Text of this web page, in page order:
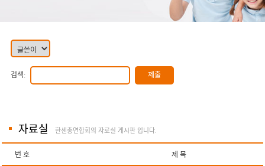
검색:
자료실 한센총연합회의 자료실 게시판 입니다.
번 호 제 목